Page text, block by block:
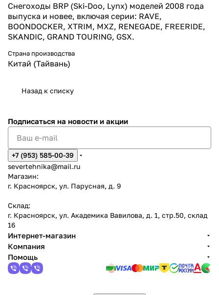
Снегоходы BRP (Ski-Doo, Lynx) моделей 2008 года
выпуска и новее, включая серии: RAVE,
BOONDOCKER, XTRIM, MXZ, RENEGADE, FREERIDE,
SKANDIC, GRAND TOURING, GSX.
Страна производства
Китай (Тайвань)
Назад к списку
Подписаться на новости и акции
+7 (953) 585-00-39
severtehnika@mail.ru
Магазин:
г. Красноярск, ул. Парусная, д. 9
Склад:
г. Красноярск, ул. Академика Вавилова, д. 1, стр.50, склад
16
Интернет-магазин
Компания
Помощь